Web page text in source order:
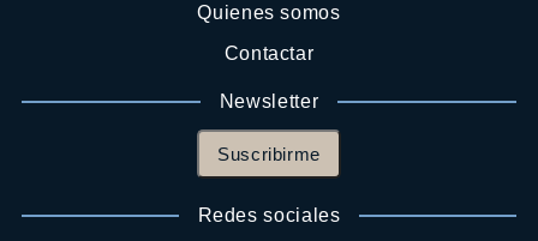
Quienes somos
Contactar
Newsletter
Suscribirme
Redes sociales